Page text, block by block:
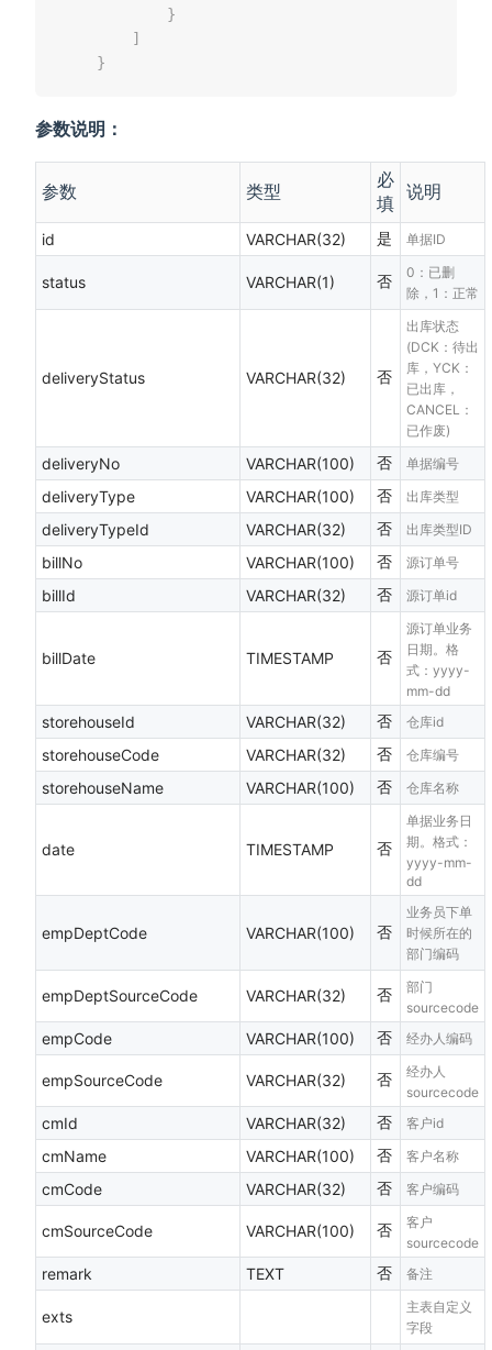
}
]
}
参数说明：
参数 类型
必
填
说明
id VARCHAR(32) 是 单据ID
status VARCHAR(1) 否
0：已删
除，1：正常
deliveryStatus VARCHAR(32) 否
出库状态
(DCK：待出
库，YCK：
已出库，
CANCEL：
已作废)
deliveryNo VARCHAR(100) 否 单据编号
deliveryType VARCHAR(100) 否 出库类型
deliveryTypeId VARCHAR(32) 否 出库类型ID
billNo VARCHAR(100) 否 源订单号
billId VARCHAR(32) 否 源订单id
billDate TIMESTAMP 否
源订单业务
日期。格
式：yyyy-
mm-dd
storehouseId VARCHAR(32) 否 仓库id
storehouseCode VARCHAR(32) 否 仓库编号
storehouseName VARCHAR(100) 否 仓库名称
date TIMESTAMP 否
单据业务日
期。格式：
yyyy-mm-
dd
empDeptCode VARCHAR(100) 否
业务员下单
时候所在的
部门编码
empDeptSourceCode VARCHAR(32) 否
部门
sourcecode
empCode VARCHAR(100) 否 经办人编码
empSourceCode VARCHAR(32) 否
经办人
sourcecode
cmId VARCHAR(32) 否 客户id
cmName VARCHAR(100) 否 客户名称
cmCode VARCHAR(32) 否 客户编码
cmSourceCode VARCHAR(100) 否
客户
sourcecode
remark TEXT 否 备注
exts
主表自定义
字段